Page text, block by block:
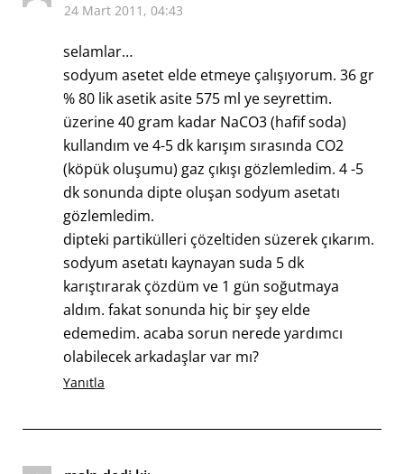
24 Mart 2011, 04:43
selamlar…
sodyum asetet elde etmeye çalışıyorum. 36 gr
% 80 lik asetik asite 575 ml ye seyrettim.
üzerine 40 gram kadar NaCO3 (hafif soda)
kullandım ve 4-5 dk karışım sırasında CO2
(köpük oluşumu) gaz çıkışı gözlemledim. 4 -5
dk sonunda dipte oluşan sodyum asetatı
gözlemledim.
dipteki partikülleri çözeltiden süzerek çıkarım.
sodyum asetatı kaynayan suda 5 dk
karıştırarak çözdüm ve 1 gün soğutmaya
aldım. fakat sonunda hiç bir şey elde
edemedim. acaba sorun nerede yardımcı
olabilecek arkadaşlar var mı?
Yanıtla